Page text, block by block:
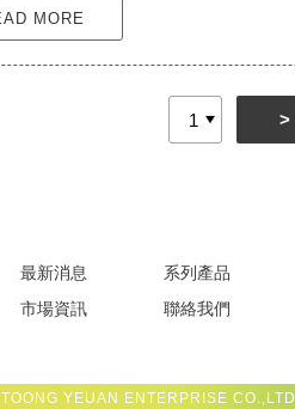
MORE
>
最新消息
系列產品
市場資訊 聯絡我們
TOONG YEUAN ENTERPRISE CO.,LTD